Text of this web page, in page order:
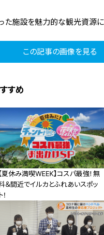
た施設を魅力的な観光資源に
この記事の画像を見る
すめ
【夏休み満喫WEEK】コスパ最強！無
＆間近でイルカとふれあいスポッ
ト！